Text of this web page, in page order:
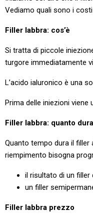
Vediamo quali sono i
Filler labbra: cos’è
Si tratta di piccole
turgore immediatamente
L’acido ialuronico è una
Prima delle iniezioni viene
Filler labbra: quanto dura
Quanto tempo dura il filler
riempimento bisogna
il risultato di un
un filler
Filler labbra prezzo